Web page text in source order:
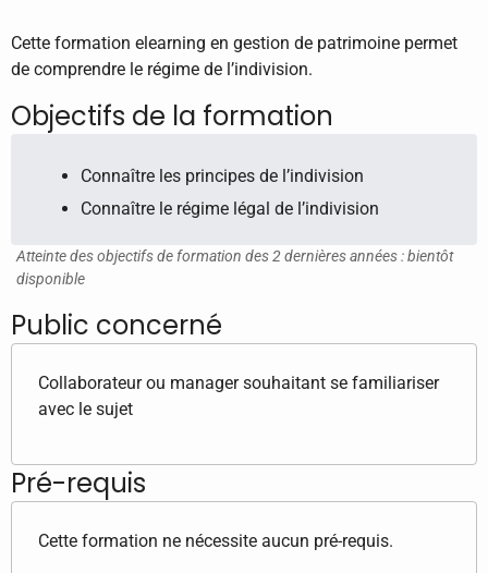
Cette formation elearning en gestion de patrimoine permet
de comprendre le régime de l’indivision.
Objectifs de la formation
Connaître les principes de l’indivision
Connaître le régime légal de l’indivision
Atteinte des objectifs de formation des 2 dernières années : bientôt
disponible
Public concerné
Collaborateur ou manager souhaitant se familiariser
avec le sujet
Pré-requis
Cette formation ne nécessite aucun pré-requis.